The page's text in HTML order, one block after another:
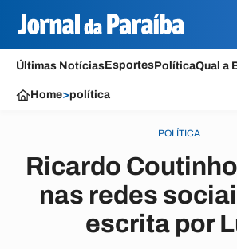
Últimas NotíciasEsportesPolíticaQual a
Home>política
POLÍTICA
Ricardo
nas redes
escrita por